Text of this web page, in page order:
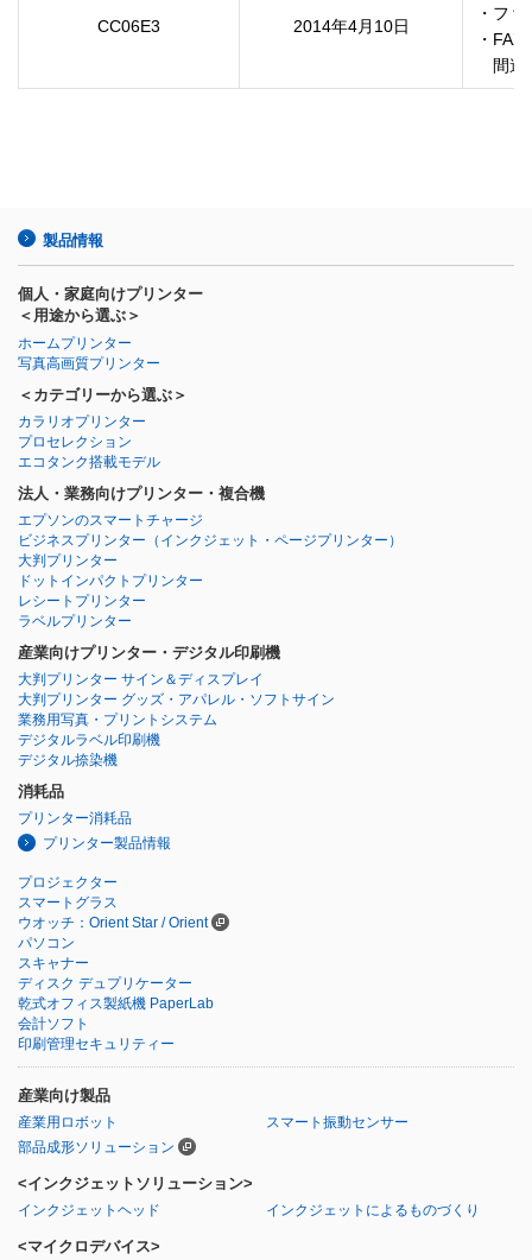
CC06E3 2014年4月10日
・フ
・
間違
製品情報
個人・家庭向けプリンター
＜用途から選ぶ＞
ホームプリンター
写真高画質プリンター
＜カテゴリーから選ぶ＞
カラリオプリンター
プロセレクション
エコタンク搭載モデル
法人・業務向けプリンター・複合機
エプソンのスマートチャージ
ビジネスプリンター （インクジェット・ページプリンター）
大判プリンター
ドットインパクトプリンター
レシートプリンター
ラベルプリンター
産業向けプリンター・デジタル印刷機
大判プリンター サイン＆ディスプレイ
大判プリンター グッズ・アパレル・ソフトサイン
業務用写真・プリントシステム
デジタルラベル印刷機
デジタル捺染機
消耗品
プリンター消耗品
プリンター製品情報
プロジェクター
スマートグラス
ウオッチ：Orient Star / Orient
パソコン
スキャナー
ディスク デュプリケーター
乾式オフィス製紙機 PaperLab
会計ソフト
印刷管理セキュリティー
産業向け製品
産業用ロボット
スマート振動センサー
部品成形ソリューション
<インクジェットソリューション>
インクジェットヘッド インクジェットによるものづくり
<マイクロデバイス>